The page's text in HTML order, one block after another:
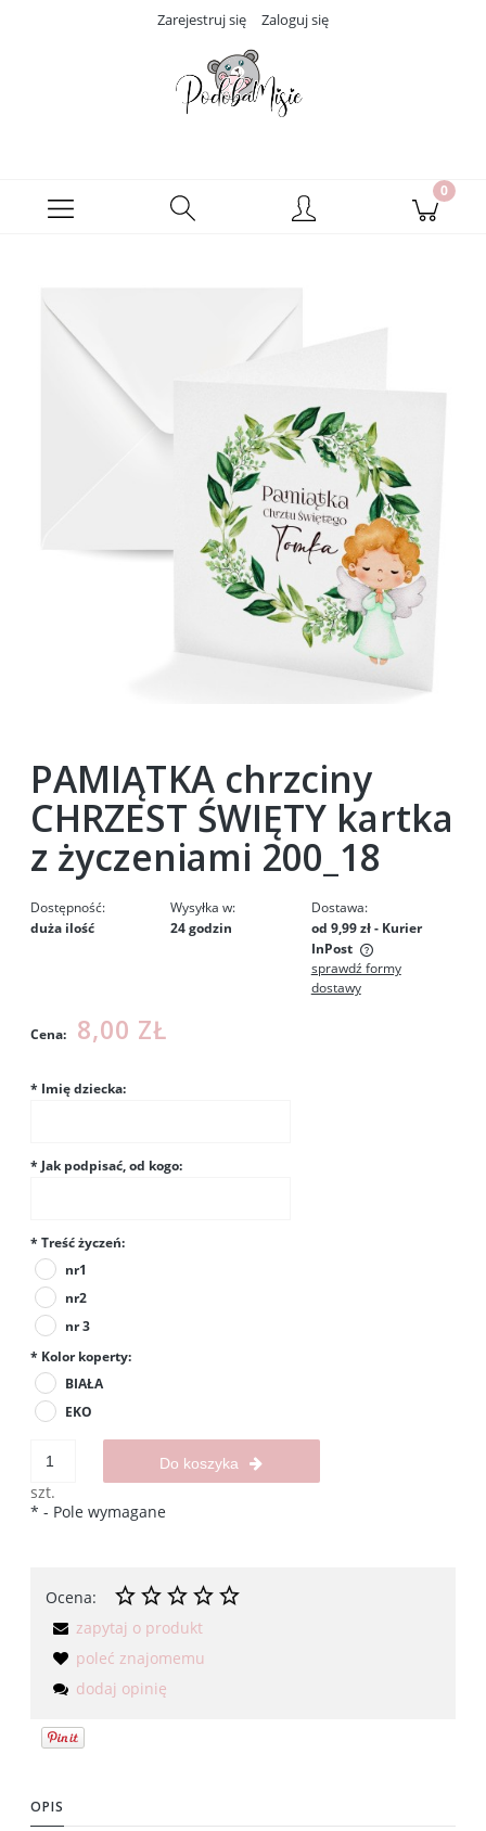
Zarejestruj się Zaloguj się
PAMIĄTKA chrzciny
CHRZEST ŚWIĘTY kartka
z życzeniami 200_18
Dostępność:
duża ilość
Wysyłka w:
24 godzin
Dostawa:
od 9,99 zł- Kurier
InPost
Cena nie zawiera ewentualnych kosztów płatności
sprawdź formy
dostawy
Cena: 8,00 ZŁ
* Imię dziecka:
* Jak podpisać, od kogo:
* Treść życzeń:
nr1
nr2
nr 3
* Kolor koperty:
BIAŁA
EKO
szt.
Do koszyka
* - Pole wymagane
Ocena:
zapytaj o produkt
poleć znajomemu
dodaj opinię
OPIS